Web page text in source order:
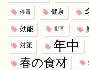
停電 健康
効能 動画
対策 年中
春の食材